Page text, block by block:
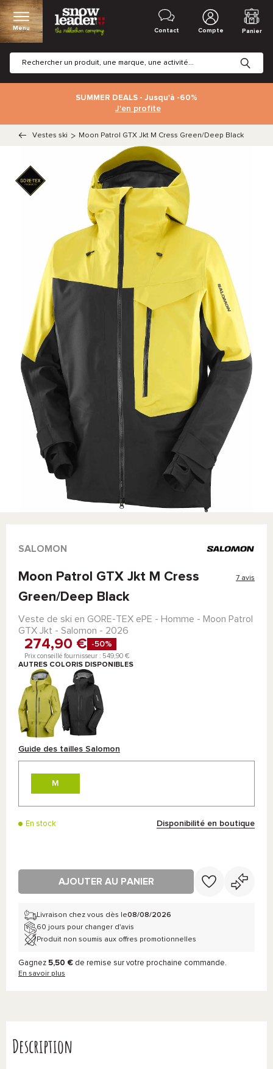
Menu Contact Compte Panier
SUMMER DEALS - Jusqu'à -60%
J'en profite
Vestes ski > Moon Patrol GTX Jkt M Cress Green/Deep Black
SALOMON
Moon Patrol GTX Jkt M Cress
Green/Deep Black
7 avis
Veste de ski en GORE-TEX ePE - Homme - Moon Patrol
GTX Jkt - Salomon - 2026
274,90 € -50%
Prix conseillé fournisseur : 549,90 €
AUTRES COLORIS DISPONIBLES
Guide des tailles Salomon
M
En stock Disponibilité en boutique
AJOUTER AU PANIER
Livraison chez vous dès le08/08/2026
60 jours pour changer d'avis
Produit non soumis aux offres promotionnelles
Gagnez 5,50 € de remise sur votre prochaine commande.
En savoir plus
Description